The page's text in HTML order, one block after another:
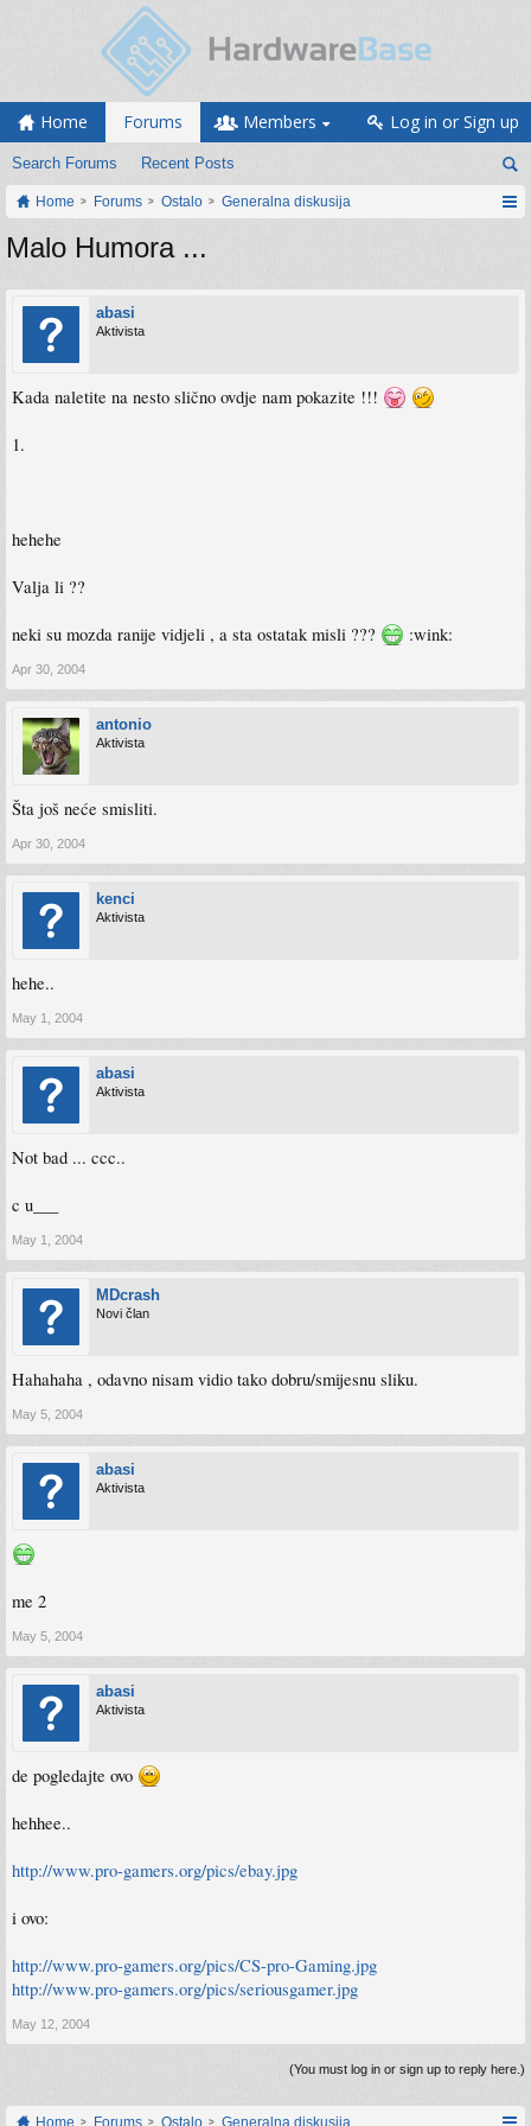
Home Forums
Search Forums Recent Posts
Members Log in or Sign up
Home Forums Ostalo Generalna diskusija
Malo Humora ...
abasi
Aktivista
Kada naletite na nesto slično ovdje nam pokazite !!!
1.
hehehe
Valja li ??
neki su mozda ranije vidjeli , a sta ostatak misli ??? :wink:
Apr 30, 2004
antonio
Aktivista
Šta još neće smisliti.
Apr 30, 2004
kenci
Aktivista
hehe..
May 1, 2004
abasi
Aktivista
Not bad ... ccc..
c u___
May 1, 2004
MDcrash
Novi član
Hahahaha , odavno nisam vidio tako dobru/smijesnu sliku.
May 5, 2004
abasi
Aktivista
me 2
May 5, 2004
abasi
Aktivista
de pogledajte ovo
hehhee..
http://www.pro-gamers.org/pics/ebay.jpg
i ovo:
http://www.pro-gamers.org/pics/CS-pro-Gaming.jpg
http://www.pro-gamers.org/pics/seriousgamer.jpg
May 12, 2004
(You must log in or sign up to reply here.)
Home Forums Ostalo Generalna diskusija